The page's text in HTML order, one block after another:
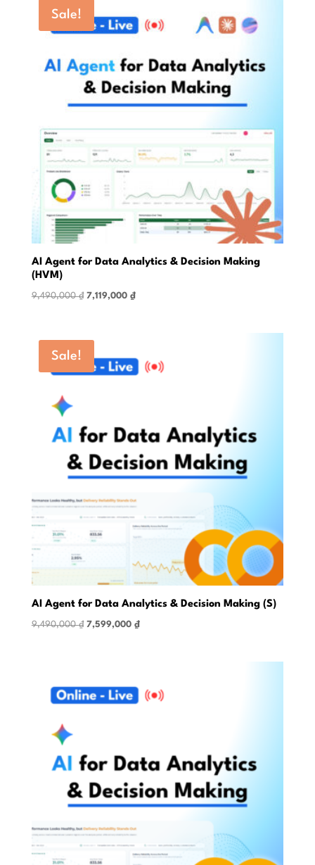
Sale!
AI Agent for Data Analytics & Decision Making
(HVM)
9,490,000₫ Original
9,490,000 ₫.
7,119,000 ₫Current
Sale!
AI Agent for Data Analytics & Decision Making (S)
9,490,000₫ Original
7,599,000 ₫Current